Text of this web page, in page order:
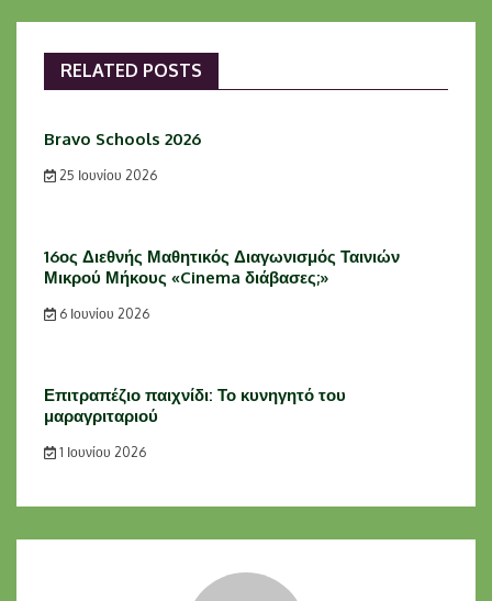
RELATED POSTS
Bravo Schools 2026
25 Ιουνίου 2026
16ος Διεθνής Μαθητικός Διαγωνισμός Ταινιών
Μικρού Μήκους «Cinema διάβασες;»
6 Ιουνίου 2026
Επιτραπέζιο παιχνίδι: Το κυνηγητό του
μαραγριταριού
1 Ιουνίου 2026